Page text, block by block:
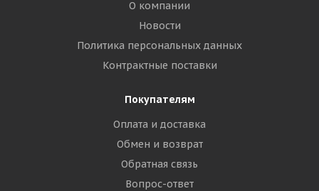
О компании
Новости
Политика персональных данных
Контрактные поставки
Покупателям
Оплата и доставка
Обмен и возврат
Обратная связь
Вопрос-ответ